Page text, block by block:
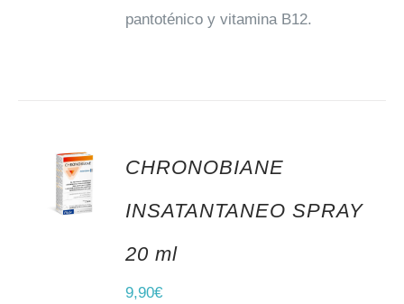
pantoténico y vitamina B12.
CHRONOBIANE
INSATANTANEO SPRAY
20 ml
9,90€